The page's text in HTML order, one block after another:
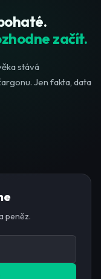
začít.
stává
Jen fakta, data
peněz.